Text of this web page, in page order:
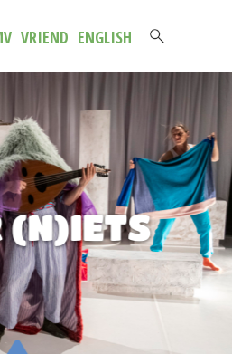
VRIEND ENGLISH
NIEUWE
2027